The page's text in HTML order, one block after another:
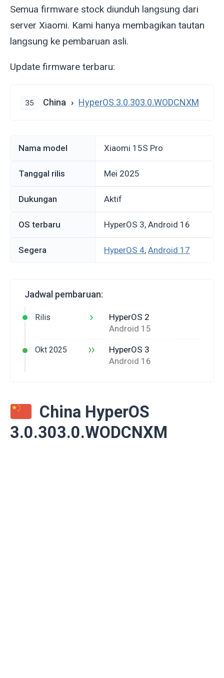
Semua firmware stock diunduh langsung dari
server Xiaomi. Kami hanya membagikan tautan
langsung ke pembaruan asli.
Update firmware terbaru:
35 China HyperOS 3.0.303.0.WODCNXM
Nama model Xiaomi 15S Pro
Tanggal rilis Mei 2025
Dukungan Aktif
OS terbaru HyperOS 3, Android 16
Segera HyperOS 4, Android 17
Jadwal pembaruan:
Rilis ›
HyperOS 2
Android 15
Okt 2025 ››
HyperOS 3
Android 16
China HyperOS
3.0.303.0.WODCNXM